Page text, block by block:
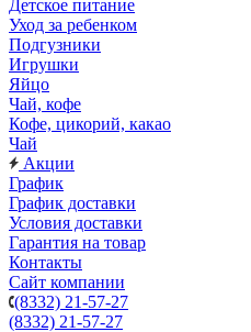
Детское питание
Уход за ребенком
Подгузники
Игрушки
Яйцо
Чай, кофе
Кофе, цикорий, какао
Чай
Акции
График
График доставки
Условия доставки
Гарантия на товар
Контакты
Сайт компании
(8332) 21-57-27
(8332) 21-57-27